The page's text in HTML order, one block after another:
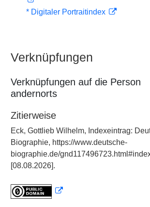
* Digitaler Portraitindex
Verknüpfungen
Verknüpfungen auf die Person
andernorts
Zitierweise
Eck, Gottlieb Wilhelm, Indexeintrag:
Biographie, https://www.deutsche-
biographie.de/
[08.08.2026].